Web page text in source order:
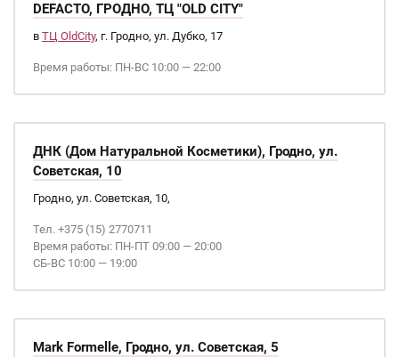
DEFACTO, ГРОДНО, ТЦ "OLD CITY"
в ТЦ OldCity, г. Гродно, ул. Дубко, 17
Время работы: ПН-ВС 10:00 — 22:00
ДНК (Дом Натуральной Косметики), Гродно, ул.
Советская, 10
Гродно, ул. Советская, 10,
Тел. +375 (15) 2770711
Время работы: ПН-ПТ 09:00 — 20:00
СБ-ВС 10:00 — 19:00
Mark Formelle, Гродно, ул. Советская, 5